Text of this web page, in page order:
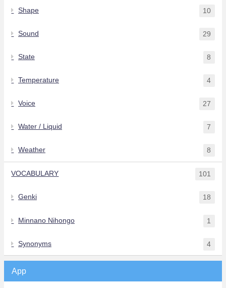
Shape 10
Sound 29
State 8
Temperature 4
Voice 27
Water / Liquid 7
Weather 8
VOCABULARY 101
Genki 18
Minnano Nihongo 1
Synonyms 4
App